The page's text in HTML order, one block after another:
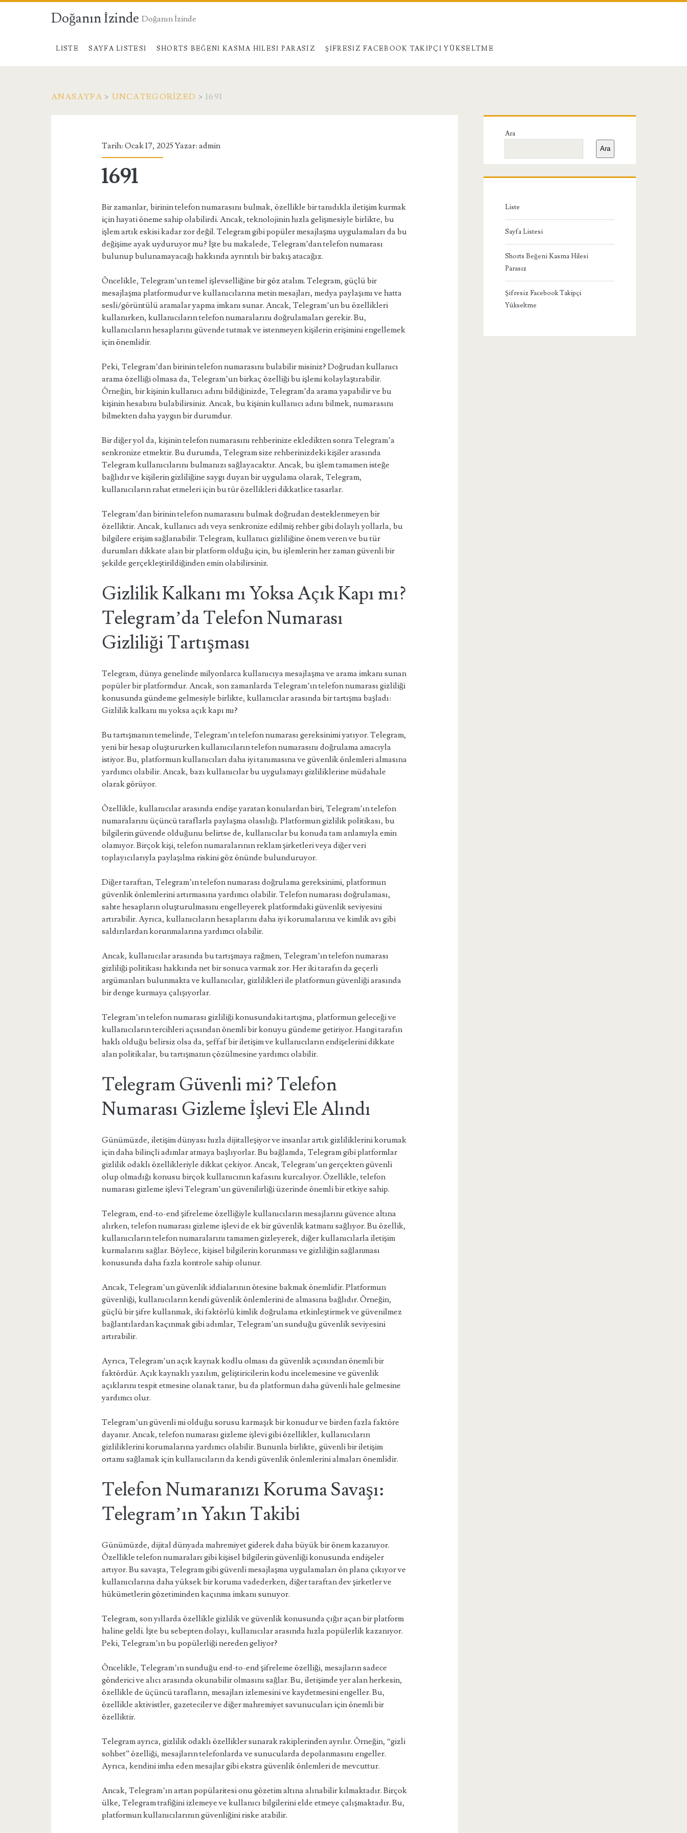
Doğanın İzinde Doğanın İzinde
LISTE SAYFA LISTESI SHORTS BEĞENI KASMA HILESI PARASIZ ŞIFRESIZ FACEBOOK TAKIPÇI YÜKSELTME
ANASAYFA > UNCATEGORIZED >1691
Tarih: Ocak 17, 2025 Yazar:admin
1691
Bir zamanlar, birinin telefon numarasını bulmak, özellikle bir tanıdıkla iletişim kurmak
için hayati öneme sahip olabilirdi. Ancak, teknolojinin hızla gelişmesiyle birlikte, bu
işlem artık eskisi kadar zor değil. Telegram gibi popüler mesajlaşma uygulamaları da bu
değişime ayak uyduruyor mu? İşte bu makalede, Telegram’dan telefon numarası
bulunup bulunamayacağı hakkında ayrıntılı bir bakış atacağız.
Öncelikle, Telegram’un temel işlevselliğine bir göz atalım. Telegram, güçlü bir
mesajlaşma platformudur ve kullanıcılarına metin mesajları, medya paylaşımı ve hatta
sesli/görüntülü aramalar yapma imkanı sunar. Ancak, Telegram’un bu özellikleri
kullanırken, kullanıcıların telefon numaralarını doğrulamaları gerekir. Bu,
kullanıcıların hesaplarını güvende tutmak ve istenmeyen kişilerin erişimini engellemek
için önemlidir.
Peki, Telegram’dan birinin telefon numarasını bulabilir misiniz? Doğrudan kullanıcı
arama özelliği olmasa da, Telegram’un birkaç özelliği bu işlemi kolaylaştırabilir.
Örneğin, bir kişinin kullanıcı adını bildiğinizde, Telegram’da arama yapabilir ve bu
kişinin hesabını bulabilirsiniz. Ancak, bu kişinin kullanıcı adını bilmek, numarasını
bilmekten daha yaygın bir durumdur.
Bir diğer yol da, kişinin telefon numarasını rehberinize ekledikten sonra Telegram’a
senkronize etmektir. Bu durumda, Telegram size rehberinizdeki kişiler arasında
Telegram kullanıcılarını bulmanızı sağlayacaktır. Ancak, bu işlem tamamen isteğe
bağlıdır ve kişilerin gizliliğine saygı duyan bir uygulama olarak, Telegram,
kullanıcıların rahat etmeleri için bu tür özellikleri dikkatlice tasarlar.
Telegram’dan birinin telefon numarasını bulmak doğrudan desteklenmeyen bir
özelliktir. Ancak, kullanıcı adı veya senkronize edilmiş rehber gibi dolaylı yollarla, bu
bilgilere erişim sağlanabilir. Telegram, kullanıcı gizliliğine önem veren ve bu tür
durumları dikkate alan bir platform olduğu için, bu işlemlerin her zaman güvenli bir
şekilde gerçekleştirildiğinden emin olabilirsiniz.
Gizlilik Kalkanı mı Yoksa Açık Kapı mı?
Telegram’da Telefon Numarası
Gizliliği Tartışması
Telegram, dünya genelinde milyonlarca kullanıcıya mesajlaşma ve arama imkanı sunan
popüler bir platformdur. Ancak, son zamanlarda Telegram’ın telefon numarası gizliliği
konusunda gündeme gelmesiyle birlikte, kullanıcılar arasında bir tartışma başladı:
Gizlilik kalkanı mı yoksa açık kapı mı?
Bu tartışmanın temelinde, Telegram’ın telefon numarası gereksinimi yatıyor. Telegram,
yeni bir hesap oluştururken kullanıcıların telefon numarasını doğrulama amacıyla
istiyor. Bu, platformun kullanıcıları daha iyi tanımasına ve güvenlik önlemleri almasına
yardımcı olabilir. Ancak, bazı kullanıcılar bu uygulamayı gizliliklerine müdahale
olarak görüyor.
Özellikle, kullanıcılar arasında endişe yaratan konulardan biri, Telegram’ın telefon
numaralarını üçüncü taraflarla paylaşma olasılığı. Platformun gizlilik politikası, bu
bilgilerin güvende olduğunu belirtse de, kullanıcılar bu konuda tam anlamıyla emin
olamıyor. Birçok kişi, telefon numaralarının reklam şirketleri veya diğer veri
toplayıcılarıyla paylaşılma riskini göz önünde bulunduruyor.
Diğer taraftan, Telegram’ın telefon numarası doğrulama gereksinimi, platformun
güvenlik önlemlerini artırmasına yardımcı olabilir. Telefon numarası doğrulaması,
sahte hesapların oluşturulmasını engelleyerek platformdaki güvenlik seviyesini
artırabilir. Ayrıca, kullanıcıların hesaplarını daha iyi korumalarına ve kimlik avı gibi
saldırılardan korunmalarına yardımcı olabilir.
Ancak, kullanıcılar arasında bu tartışmaya rağmen, Telegram’ın telefon numarası
gizliliği politikası hakkında net bir sonuca varmak zor. Her iki tarafın da geçerli
argümanları bulunmakta ve kullanıcılar, gizlilikleri ile platformun güvenliği arasında
bir denge kurmaya çalışıyorlar.
Telegram’ın telefon numarası gizliliği konusundaki tartışma, platformun geleceği ve
kullanıcıların tercihleri açısından önemli bir konuyu gündeme getiriyor. Hangi tarafın
haklı olduğu belirsiz olsa da, şeffaf bir iletişim ve kullanıcıların endişelerini dikkate
alan politikalar, bu tartışmanın çözülmesine yardımcı olabilir.
Telegram Güvenli mi? Telefon
Numarası Gizleme İşlevi Ele Alındı
Günümüzde, iletişim dünyası hızla dijitalleşiyor ve insanlar artık gizliliklerini korumak
için daha bilinçli adımlar atmaya başlıyorlar. Bu bağlamda, Telegram gibi platformlar
gizlilik odaklı özellikleriyle dikkat çekiyor. Ancak, Telegram’un gerçekten güvenli
olup olmadığı konusu birçok kullanıcının kafasını kurcalıyor. Özellikle, telefon
numarası gizleme işlevi Telegram’un güvenilirliği üzerinde önemli bir etkiye sahip.
Telegram, end-to-end şifreleme özelliğiyle kullanıcıların mesajlarını güvence altına
alırken, telefon numarası gizleme işlevi de ek bir güvenlik katmanı sağlıyor. Bu özellik,
kullanıcıların telefon numaralarını tamamen gizleyerek, diğer kullanıcılarla iletişim
kurmalarını sağlar. Böylece, kişisel bilgilerin korunması ve gizliliğin sağlanması
konusunda daha fazla kontrole sahip olunur.
Ancak, Telegram’un güvenlik iddialarının ötesine bakmak önemlidir. Platformun
güvenliği, kullanıcıların kendi güvenlik önlemlerini de almasına bağlıdır. Örneğin,
güçlü bir şifre kullanmak, iki faktörlü kimlik doğrulama etkinleştirmek ve güvenilmez
bağlantılardan kaçınmak gibi adımlar, Telegram’un sunduğu güvenlik seviyesini
artırabilir.
Ayrıca, Telegram’un açık kaynak kodlu olması da güvenlik açısından önemli bir
faktördür. Açık kaynaklı yazılım, geliştiricilerin kodu incelemesine ve güvenlik
açıklarını tespit etmesine olanak tanır, bu da platformun daha güvenli hale gelmesine
yardımcı olur.
Telegram’un güvenli mi olduğu sorusu karmaşık bir konudur ve birden fazla faktöre
dayanır. Ancak, telefon numarası gizleme işlevi gibi özellikler, kullanıcıların
gizliliklerini korumalarına yardımcı olabilir. Bununla birlikte, güvenli bir iletişim
ortamı sağlamak için kullanıcıların da kendi güvenlik önlemlerini almaları önemlidir.
Telefon Numaranızı Koruma Savaşı:
Telegram’ın Yakın Takibi
Günümüzde, dijital dünyada mahremiyet giderek daha büyük bir önem kazanıyor.
Özellikle telefon numaraları gibi kişisel bilgilerin güvenliği konusunda endişeler
artıyor. Bu savaşta, Telegram gibi güvenli mesajlaşma uygulamaları ön plana çıkıyor ve
kullanıcılarına daha yüksek bir koruma vadederken, diğer taraftan dev şirketler ve
hükümetlerin gözetiminden kaçınma imkanı sunuyor.
Telegram, son yıllarda özellikle gizlilik ve güvenlik konusunda çığır açan bir platform
haline geldi. İşte bu sebepten dolayı, kullanıcılar arasında hızla popülerlik kazanıyor.
Peki, Telegram’ın bu popülerliği nereden geliyor?
Öncelikle, Telegram’ın sunduğu end-to-end şifreleme özelliği, mesajların sadece
gönderici ve alıcı arasında okunabilir olmasını sağlar. Bu, iletişimde yer alan herkesin,
özellikle de üçüncü tarafların, mesajları izlemesini ve kaydetmesini engeller. Bu,
özellikle aktivistler, gazeteciler ve diğer mahremiyet savunucuları için önemli bir
özelliktir.
Telegram ayrıca, gizlilik odaklı özellikler sunarak rakiplerinden ayrılır. Örneğin, “gizli
sohbet” özelliği, mesajların telefonlarda ve sunucularda depolanmasını engeller.
Ayrıca, kendini imha eden mesajlar gibi ekstra güvenlik önlemleri de mevcuttur.
Ancak, Telegram’ın artan popülaritesi onu gözetim altına alınabilir kılmaktadır. Birçok
ülke, Telegram trafiğini izlemeye ve kullanıcı bilgilerini elde etmeye çalışmaktadır. Bu,
platformun kullanıcılarının güvenliğini riske atabilir.
Birincil
Yan
Menü
Ara
Ara
Liste
Sayfa Listesi
Shorts Beğeni Kasma Hilesi
Parasız
Şifresiz Facebook Takipçi
Yükseltme